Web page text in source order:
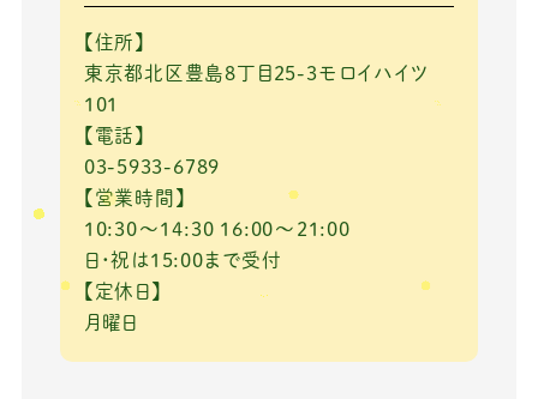
【住所】
東京都北区豊島8丁目25-3モロイハイツ
101
【電話】
03-5933-6789
【営業時間】
10:30～14:30 16:00～21:00
日・祝は15:00まで受付
【定休日】
月曜日